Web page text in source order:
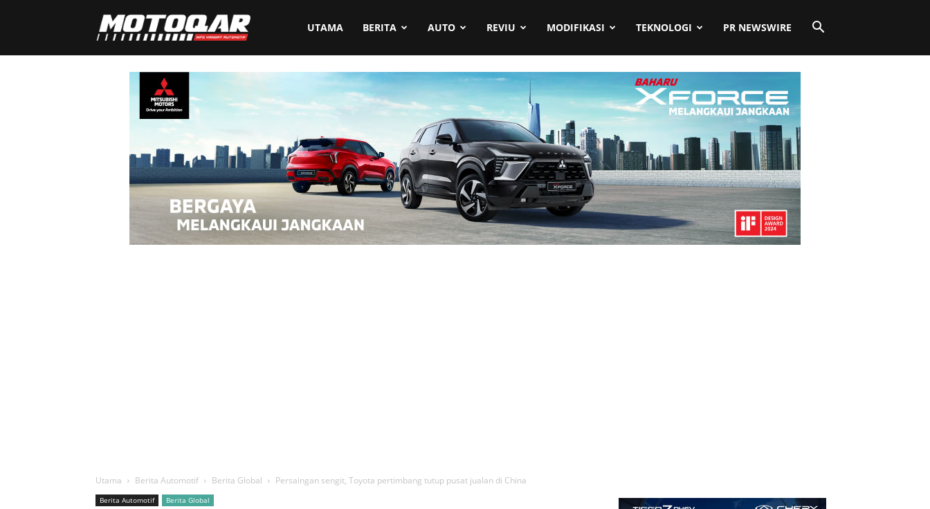
Motoqar UTAMA BERITA AUTO REVIU MODIFIKASI TEKNOLOGI PR NEWSWIRE
Utama Berita Automotif Berita Global Persaingan sengit, Toyota pertimbang tutup pusat jualan di China
Berita Automotif Berita Global